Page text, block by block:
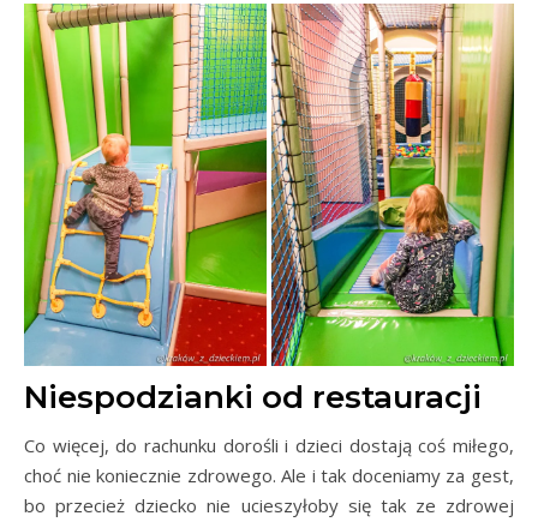
Niespodzianki od restauracji
Co więcej, do rachunku dorośli i dzieci dostają coś miłego,
choć nie koniecznie zdrowego. Ale i tak doceniamy za gest,
bo przecież dziecko nie ucieszyłoby się tak ze zdrowej